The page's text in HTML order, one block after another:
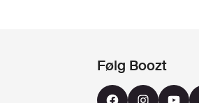
Følg Boozt